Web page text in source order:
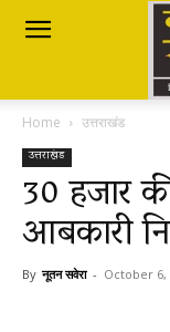
Nutan
Savera
नूतन
Home उत्तराखंड
उत्तराखंड
30 हजार
आबकारी
By नूतन सवेरा - October 6,